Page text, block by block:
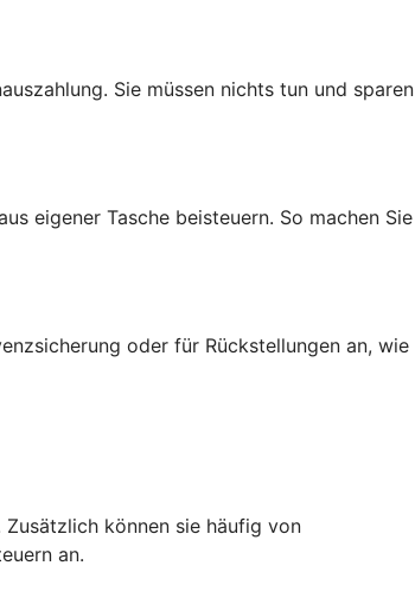
Sie müssen nichts tun und sparen
eigener Tasche beisteuern. So machen Sie
oder für Rückstellungen an, wie
können sie häufig von
an.